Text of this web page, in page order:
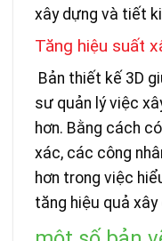
xây dựng và tiết
Tăng hiệu suất
Bản thiết kế 3D
sư quản lý việc
hơn. Bằng cách
xác, các công
hơn trong việc
tăng hiệu quả xây